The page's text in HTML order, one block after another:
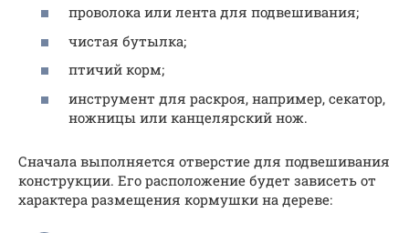
проволока или лента для подвешивания;
чистая бутылка;
птичий корм;
инструмент для раскроя, например, секатор,
ножницы или канцелярский нож.
Сначала выполняется отверстие для подвешивания
конструкции. Его расположение будет зависеть от
характера размещения кормушки на дереве: